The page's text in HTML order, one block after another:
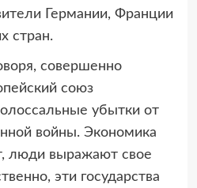
Германии, Франции
стран.
совершенно
союз
убытки от
войны. Экономика
люди выражают свое
эти государства